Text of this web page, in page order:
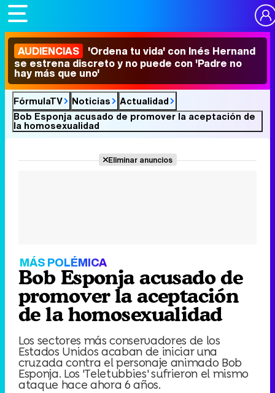
AUDIENCIAS 'Ordena tu vida' con Inés Hernand
se estrena discreto y no puede con 'Padre no
hay más que uno'
FórmulaTV Noticias
Actualidad
Bob Esponja acusado de promover la aceptación de
la homosexualidad
Eliminar anuncios
MÁS POLÉMICA
Bob Esponja acusado de
promover la aceptación
de la homosexualidad
Los sectores más conservadores de los
Estados Unidos acaban de iniciar una
cruzada contra el personaje animado Bob
Esponja. Los 'Teletubbies' sufrieron el mismo
ataque hace ahora 6 años.